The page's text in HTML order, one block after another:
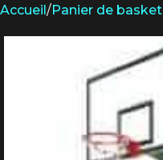
Accueil/Panier de basket